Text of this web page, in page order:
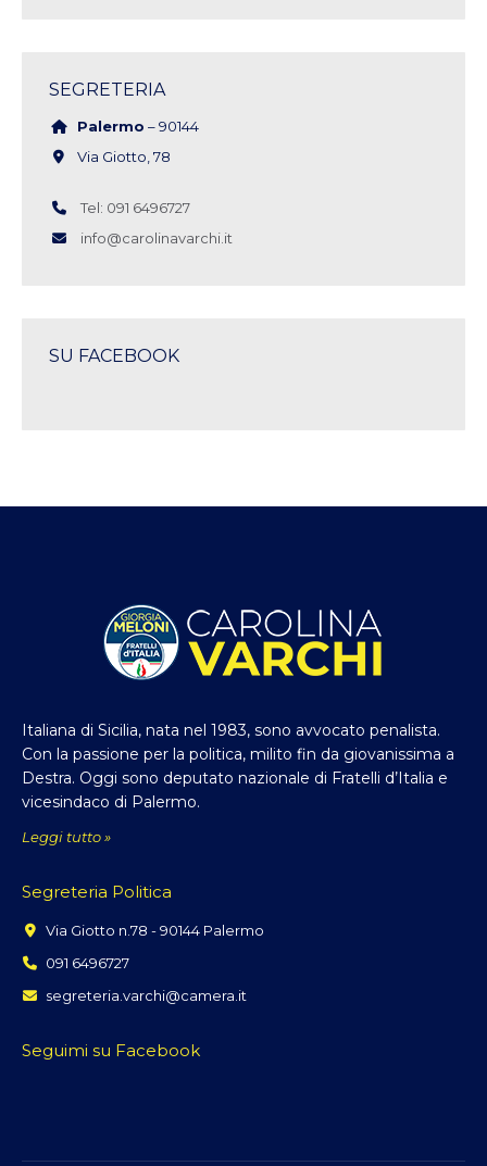
SEGRETERIA
Palermo – 90144
Via Giotto, 78
Tel: 091 6496727
info@carolinavarchi.it
SU FACEBOOK
Italiana di Sicilia, nata nel 1983, sono avvocato penalista.
Con la passione per la politica, milito fin da giovanissima a
Destra. Oggi sono deputato nazionale di Fratelli d’Italia e
vicesindaco di Palermo.
Leggi tutto »
Segreteria Politica
Via Giotto n.78 - 90144 Palermo
091 6496727
segreteria.varchi@camera.it
Seguimi su Facebook